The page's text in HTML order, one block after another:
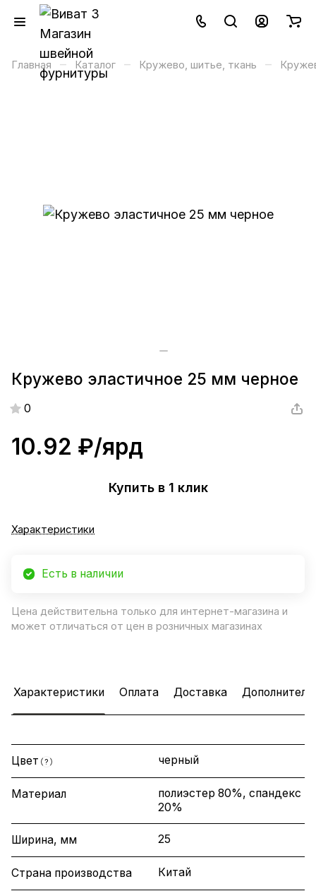
Главная – Каталог – Кружево, шитье, ткань –
Кружево эластичное 25 мм черное
0
10.92 ₽/ярд
Купить в 1 клик
Характеристики
Есть в наличии
Цена действительна только для интернет-магазина и
может отличаться от цен в розничных магазинах
Характеристики Оплата Доставка
Цвет ? черный
Материал
полиэстер 80%, спандекс
20%
Ширина, мм 25
Страна производства Китай